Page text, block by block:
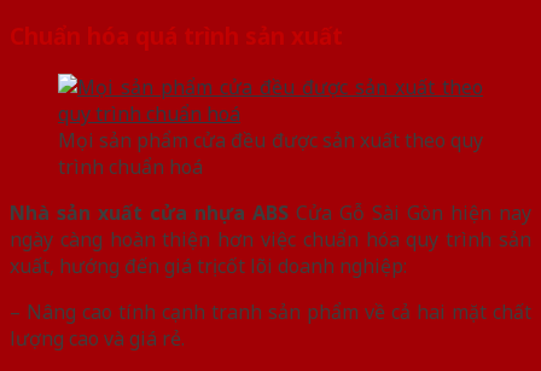
Chuẩn hóa quá trình sản xuất
Mọi sản phẩm cửa đều được sản xuất theo quy
trình chuẩn hoá
Nhà sản xuất cửa nhựa ABS Cửa Gỗ Sài Gòn hiện nay
ngày càng hoàn thiện hơn việc chuẩn hóa quy trình sản
xuất, hướng đến giá trị cốt lõi doanh nghiệp:
– Nâng cao tính cạnh tranh sản phẩm về cả hai mặt chất
lượng cao và giá rẻ.